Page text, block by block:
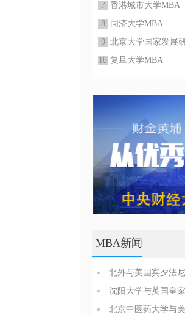
7 香港城市大学MBA
8
同济大学MBA
9 北京大学国家发展
10 复旦大学MBA
MBA新闻
北外与美国宾夕法
商业分析硕士简章
沈阳大学与英国皇
办学博士（PhD）简章
北京中医药大学与